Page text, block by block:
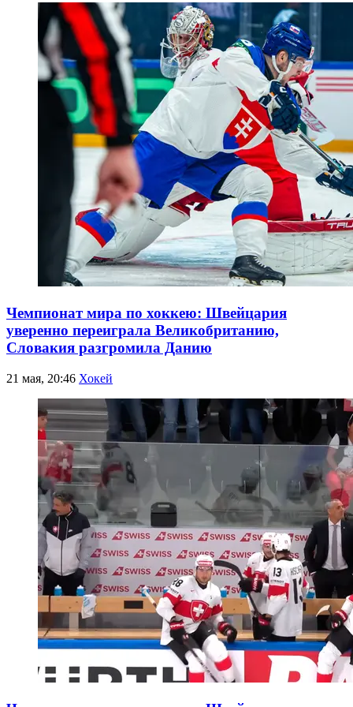
Чемпионат мира по хоккею: Швейцария
уверенно переиграла Великобританию,
Словакия разгромила Данию
21 мая, 20:46 Хокей